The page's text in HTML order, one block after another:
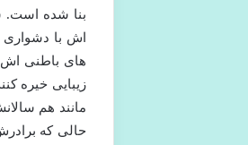
بنا شده است.
اش با
های باطنی اش،
زیبایی خیره
مانند هم
حالی که